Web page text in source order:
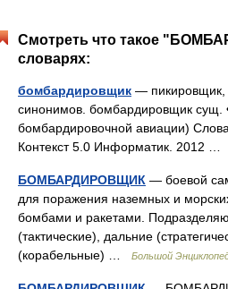
Смотреть что такое
словарях:
бомбардировщик — пикировщик,
синонимов. бомбардировщик сущ.
бомбардировочной авиации)
Контекст 5.0 Информатик. 2012 …
БОМБАРДИРОВЩИК — боевой
для поражения наземных и
бомбами и ракетами.
(тактические), дальние
(корабельные) …
Большой